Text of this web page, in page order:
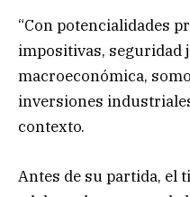
“Con potencialidades
impositivas, seguridad
macroeconómica,
inversiones
contexto.
Antes de su partida, el